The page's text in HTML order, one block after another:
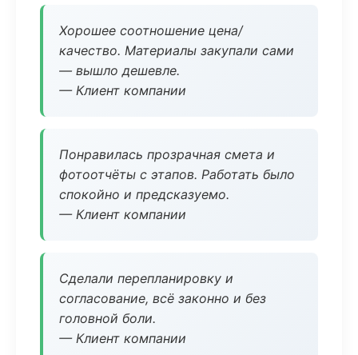
Хорошее соотношение цена/
качество. Материалы закупали сами
— вышло дешевле.
— Клиент компании
Понравилась прозрачная смета и
фотоотчёты с этапов. Работать было
спокойно и предсказуемо.
— Клиент компании
Сделали перепланировку и
согласование, всё законно и без
головной боли.
— Клиент компании